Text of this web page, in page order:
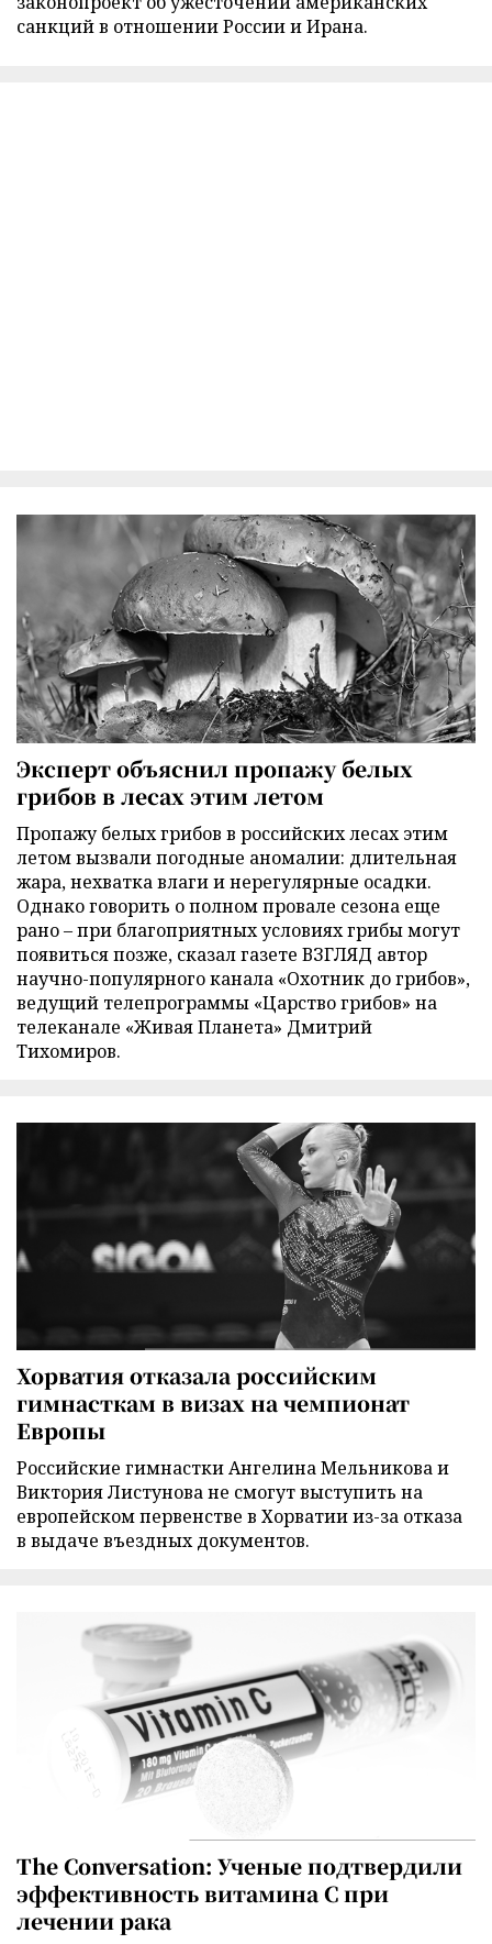
санкций в отношении России и Ирана.
Эксперт объяснил пропажу белых
грибов в лесах этим летом
Пропажу белых грибов в российских лесах этим
летом вызвали погодные аномалии: длительная
жара, нехватка влаги и нерегулярные осадки.
Однако говорить о полном провале сезона еще
рано – при благоприятных условиях грибы могут
появиться позже, сказал газете ВЗГЛЯД автор
научно-популярного канала «Охотник до грибов»,
ведущий телепрограммы «Царство грибов» на
телеканале «Живая Планета» Дмитрий
Тихомиров.
Хорватия отказала российским
гимнасткам в визах на чемпионат
Европы
Российские гимнастки Ангелина Мельникова и
Виктория Листунова не смогут выступить на
европейском первенстве в Хорватии из-за отказа
в выдаче въездных документов.
The Conversation: Ученые подтвердили
эффективность витамина C при
лечении рака